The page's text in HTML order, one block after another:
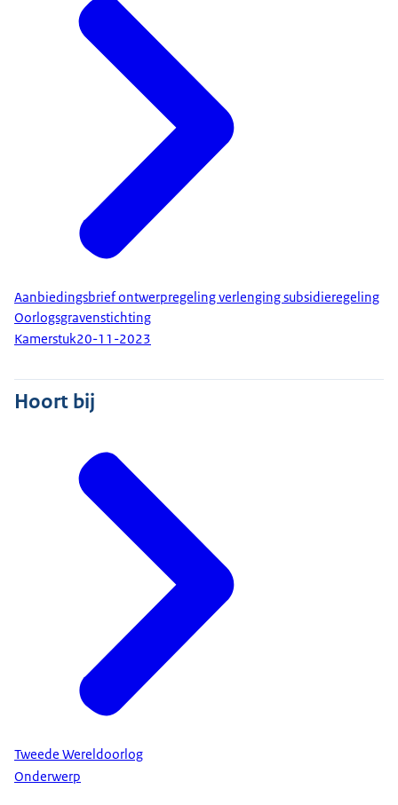
Aanbiedingsbrief ontwerpregeling verlenging subsidieregeling
Oorlogsgravenstichting
Kamerstuk20-11-2023
Hoort bij
Tweede Wereldoorlog
Onderwerp